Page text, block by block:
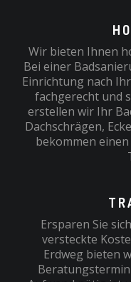
Wir bieten Ihnen
Bei einer
Einrichtung nach
fachgerecht und
erstellen wir Ihr
Dachschrägen,
bekommen
Ersparen Sie
versteckte
Erdweg bieten